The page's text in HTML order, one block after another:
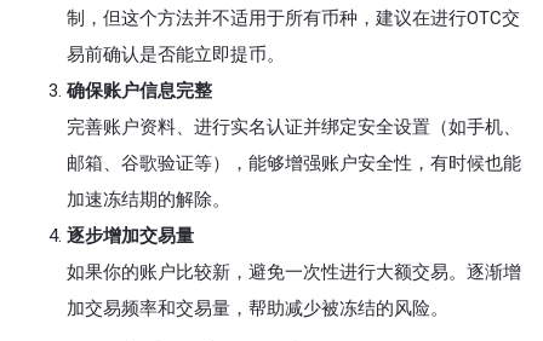
制，但这个方法并不适用于所有币种，建议在进行OTC交
易前确认是否能立即提币。
确保账户信息完整
完善账户资料、进行实名认证并绑定安全设置（如手机、
邮箱、谷歌验证等），能够增强账户安全性，有时候也能
加速冻结期的解除。
逐步增加交易量
如果你的账户比较新，避免一次性进行大额交易。逐渐增
加交易频率和交易量，帮助减少被冻结的风险。